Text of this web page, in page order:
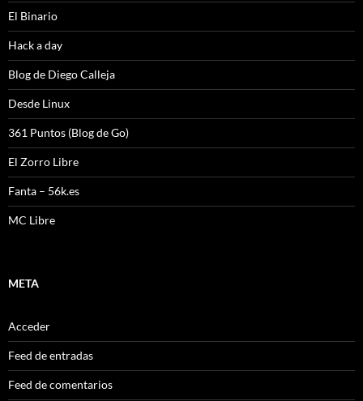
El Binario
Hack a day
Blog de Diego Calleja
Desde Linux
361 Puntos (Blog de Go)
El Zorro Libre
Fanta – 56k.es
MC Libre
META
Acceder
Feed de entradas
Feed de comentarios